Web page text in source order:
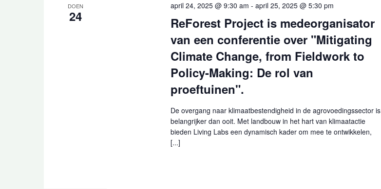
DOEN
24
ReForest Project is medeorganisator
van een conferentie over "Mitigating
Climate Change, from Fieldwork to
Policy-Making: De rol van
proeftuinen".
april 24, 2025 @ 9:30 am -april 25, 2025 @ 5:30 pm
De overgang naar klimaatbestendigheid in de agrovoedingssector is
belangrijker dan ooit. Met landbouw in het hart van klimaatactie
bieden Living Labs een dynamisch kader om mee te ontwikkelen,
[...]